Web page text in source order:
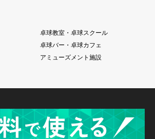
卓球教室・卓球スクール
卓球バー・卓球カフェ
アミューズメント施設